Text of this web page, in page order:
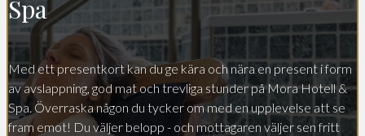
Spa
Med ett presentkort kan du ge kära och nära en present i form
av avslappning, god mat och trevliga stunder på Mora Hotell &
Spa. Överraska någon du tycker om med en upplevelse att se
fram emot! Du väljer belopp - och mottagaren väljer sen fritt